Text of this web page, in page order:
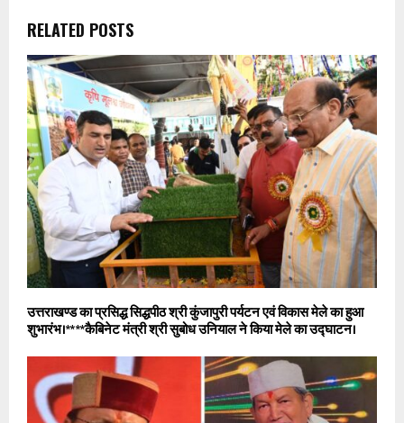
RELATED POSTS
उत्तराखण्ड का प्रसिद्ध सिद्धपीठ श्री कुंजापुरी पर्यटन एवं विकास मेले का हुआ
शुभारंभ।** **कैबिनेट मंत्री श्री सुबोध उनियाल ने किया मेले का उद्घाटन।